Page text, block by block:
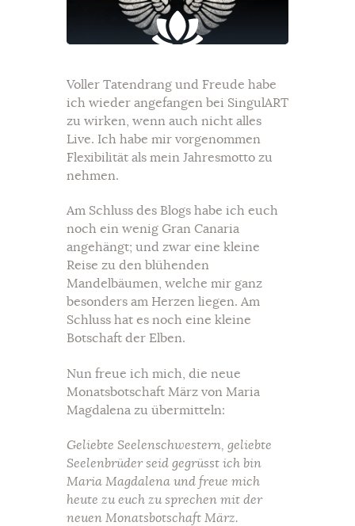
Voller Tatendrang und Freude habe
ich wieder angefangen bei SingulART
zu wirken, wenn auch nicht alles
Live. Ich habe mir vorgenommen
Flexibilität als mein Jahresmotto zu
nehmen.
Am Schluss des Blogs habe ich euch
noch ein wenig Gran Canaria
angehängt; und zwar eine kleine
Reise zu den blühenden
Mandelbäumen, welche mir ganz
besonders am Herzen liegen. Am
Schluss hat es noch eine kleine
Botschaft der Elben.
Nun freue ich mich, die neue
Monatsbotschaft März von Maria
Magdalena zu übermitteln:
Geliebte Seelenschwestern, geliebte
Seelenbrüder seid gegrüsst ich bin
Maria Magdalena und freue mich
heute zu euch zu sprechen mit der
neuen Monatsbotschaft März.